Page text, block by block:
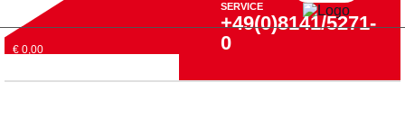
€ 0,00
SERVICE
+49(0)8141/5271-
0